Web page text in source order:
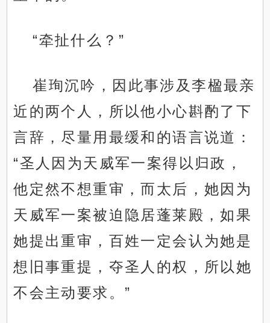
“牵扯什么？”
崔珣沉吟，因此事涉及李楹最亲
近的两个人，所以他小心斟酌了下
言辞，尽量用最缓和的语言说道：
“圣人因为天威军一案得以归政，
他定然不想重审，而太后，她因为
天威军一案被迫隐居蓬莱殿，如果
她提出重审，百姓一定会认为她是
想旧事重提，夺圣人的权，所以她
不会主动要求。”